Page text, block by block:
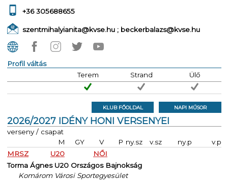
+36 305688655
szentmihalyianita@kvse.hu ; beckerbalazs@kvse.hu
Profil váltás
Terem
Strand Ülő
KLUB FŐOLDAL NAPI MŰSOR
2026/2027 IDÉNY HONI VERSENYEI
verseny / csapat
M
GY V P ny.sz v.sz ny.p
v.p
MRSZ
U20
NŐI
Torma Ágnes U20 Országos Bajnokság
Komárom Városi Sportegyesület